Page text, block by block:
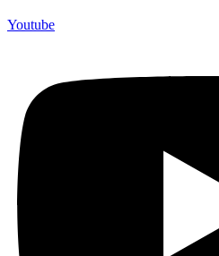
Youtube